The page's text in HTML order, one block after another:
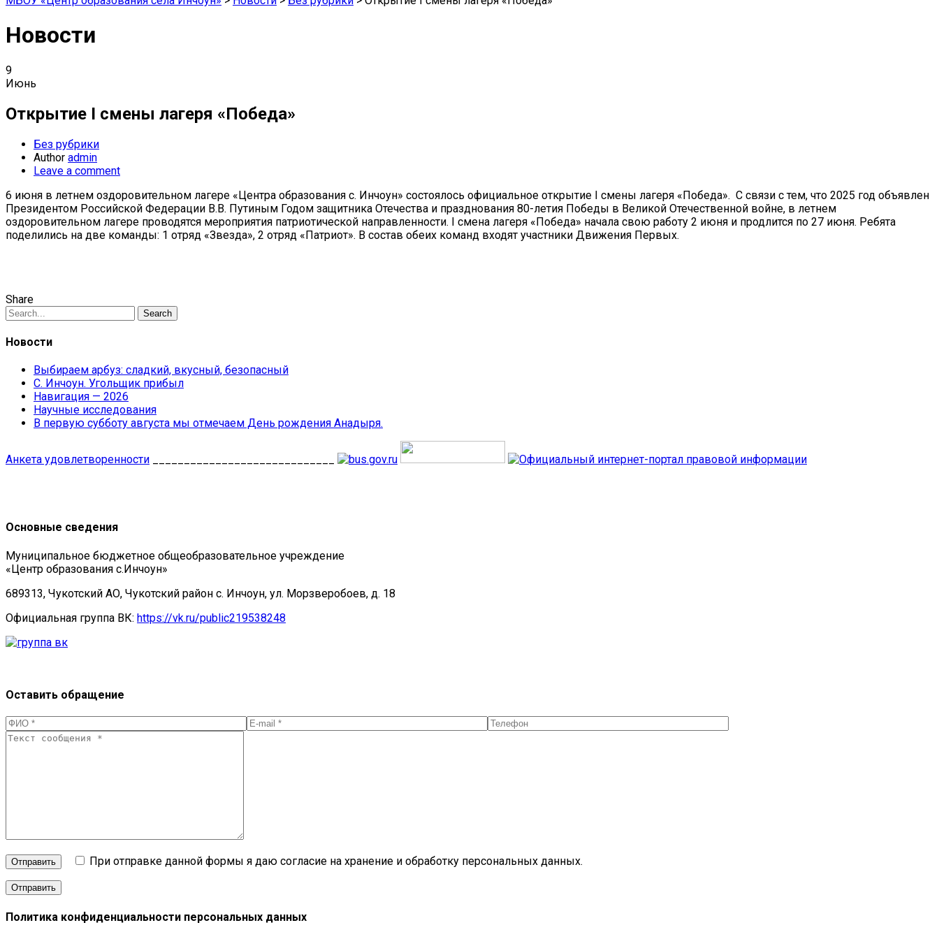
Новости
9
Июнь
Открытие I смены лагеря «Победа»
Без рубрики
Author admin
Leave a comment
6 июня в летнем оздоровительном лагере «Центра образования с. Инчоун» состоялось официальное открытие I смены лагеря «Победа». С связи с тем, что 2025 год объявлен
Президентом Российской Федерации В.В. Путиным Годом защитника Отечества и празднования 80-летия Победы в Великой Отечественной войне, в летнем
оздоровительном лагере проводятся мероприятия патриотической направленности. I смена лагеря «Победа» начала свою работу 2 июня и продлится по 27 июня. Ребята
поделились на две команды: 1 отряд «Звезда», 2 отряд «Патриот». В состав обеих команд входят участники Движения Первых.
Share
Search
Новости
Выбираем арбуз: сладкий, вкусный, безопасный
С. Инчоун. Угольщик прибыл
Навигация — 2026
Научные исследования
В первую субботу августа мы отмечаем День рождения Анадыря.
Анкета удовлетворенности
Основные сведения
Муниципальное бюджетное общеобразовательное учреждение
«Центр образования с.Инчоун»
689313, Чукотский АО, Чукотский район с. Инчоун, ул. Морзверобоев, д. 18
Официальная группа ВК: https://vk.ru/public219538248
Оставить обращение
Отправить При отправке данной формы я даю согласие на хранение и обработку персональных данных.
Политика конфиденциальности персональных данных